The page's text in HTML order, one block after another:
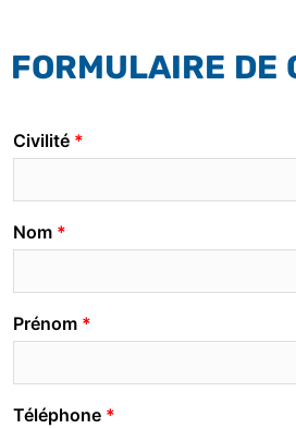
FORMULAIRE DE